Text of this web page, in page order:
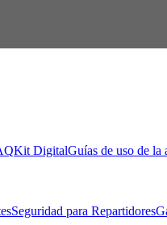
Kit DigitalGuías de uso de la
Seguridad para Repartidores